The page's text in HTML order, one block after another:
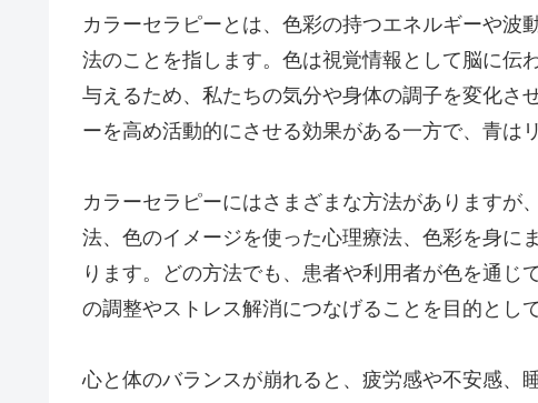
カラーセラピーとは、色彩の持つエネルギーや波
法のことを指します。色は視覚情報として脳に伝
与えるため、私たちの気分や身体の調子を変化さ
ーを高め活動的にさせる効果がある一方で、青は
カラーセラピーにはさまざまな方法がありますが
法、色のイメージを使った心理療法、色彩を身に
ります。どの方法でも、患者や利用者が色を通
の調整やストレス解消につなげることを目的とし
心と体のバランスが崩れると、疲労感や不安感、